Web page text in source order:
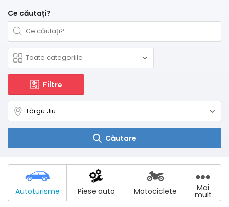
Ce căutați?
Filtre
Căutare
Autoturisme Piese auto Motociclete Mai
mult